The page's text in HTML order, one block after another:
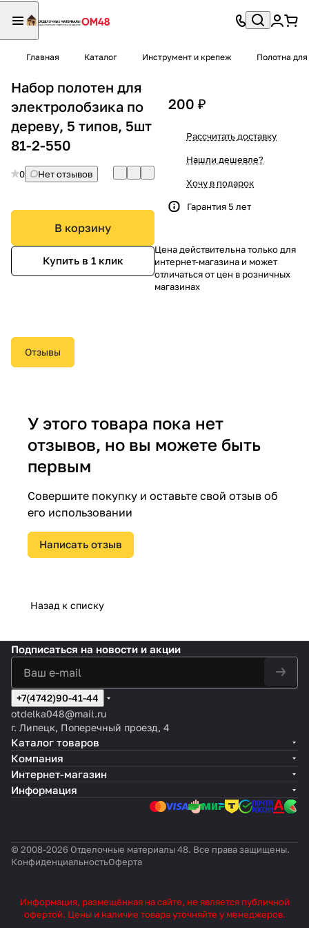
Главная Каталог Инструмент и крепеж Полотна
Набор полотен для
электролобзика по
дереву, 5 типов, 5шт
81-2-550
0 Нет отзывов
В корзину
Купить в 1 клик
200 ₽
Рассчитать доставку
Нашли дешевле?
Хочу в подарок
Гарантия 5 лет
Цена действительна только для
интернет-магазина и может
отличаться от цен в розничных
магазинах
Отзывы
У этого товара пока нет
отзывов, но вы можете быть
первым
Совершите покупку и оставьте свой отзыв об
его использовании
Написать отзыв
Назад к списку
Подписаться на новости и акции
+7(4742)90-41-44
otdelka048@mail.ru
г. Липецк, Поперечный проезд, 4
Каталог товаров
Компания
Интернет-магазин
Информация
© 2008-2026 Отделочные материалы 48. Все права защищены.
КонфиденциальностьОферта
Информация, размещённая на сайте, не является публичной
офертой. Цены и наличие товара уточняйте у менеджеров.